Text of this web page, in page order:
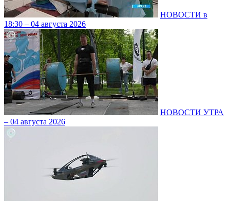
НОВОСТИ в
18:30 – 04 августа 2026
НОВОСТИ УТРА
– 04 августа 2026